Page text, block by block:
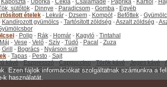
Káposzta- Uborka- Cékla- Csalamádé - Paprika- Karfiol -
sütőtök- Dinnye - Paradicsom- Gomba- Egyéb
ételek- Lekvár- Dzsem- Kompót- Befőttek-
Kandírozott gyümölcs- Tartósított zöldség -Aszalt zöldség -
- Polip- Rák- Homár- Kagyló- Tintahal
Máj - Vese - Velő- Szív- Tüdő- Pacal - Zuza
Grill - Bogrács- Nyárson sült
- Tapas- Pesto- Sajt
kávé-Eszpresszó-Cappuccino-Török kávé-Jeges kávé-
-Zöld tea-Gyümölcstea-Gyógytea-Jeges tea-Alkoholos
Ezen fájlok információkat szolgáltatnak számunkra a
k használatát.